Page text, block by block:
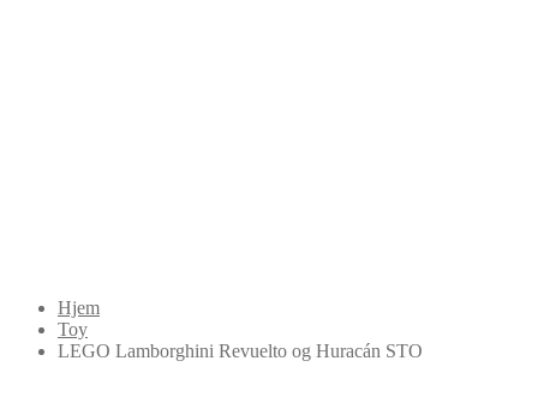
Hjem
Toy
LEGO Lamborghini Revuelto og Huracán STO